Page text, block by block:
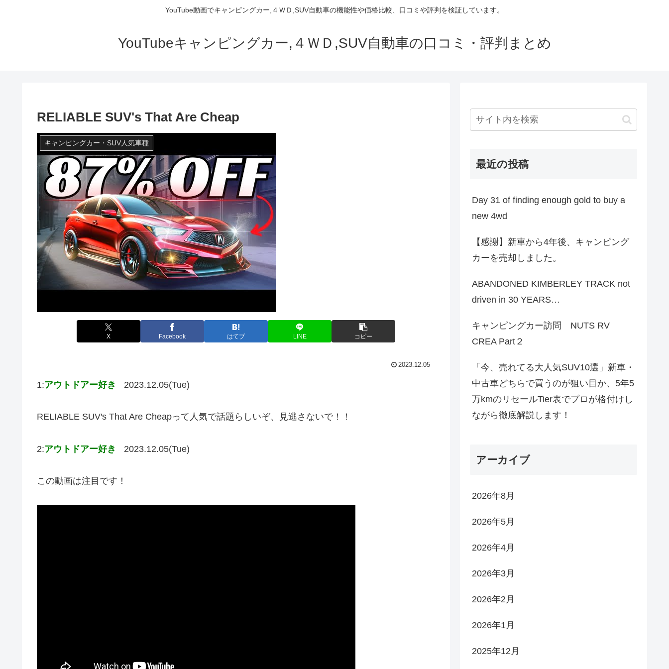
YouTube動画でキャンピングカー,４ＷＤ,SUV自動車の機能性や価格比較、口コミや評判を検証しています。
YouTubeキャンピングカー,４ＷＤ,SUV自動車の口コミ・評判まとめ
RELIABLE SUV's That Are Cheap
キャンピングカー・SUV人気車種
X Facebook はてブ LINE コピー
2023.12.05
1:アウトドアー好き 2023.12.05(Tue)
RELIABLE SUV's That Are Cheapって人気で話題らしいぞ、見逃さないで！！
2:アウトドアー好き 2023.12.05(Tue)
この動画は注目です！
最近の投稿
Day 31 of finding enough gold to buy a
new 4wd
【感謝】新車から4年後、キャンピング
カーを売却しました。
ABANDONED KIMBERLEY TRACK not
driven in 30 YEARS…
キャンピングカー訪問 NUTS RV
CREA Part２
「今、売れてる大人気SUV10選」新車・
中古車どちらで買うのが狙い目か、5年5
万kmのリセールTier表でプロが格付けし
ながら徹底解説します！
アーカイブ
2026年8月
2026年5月
2026年4月
2026年3月
2026年2月
2026年1月
2025年12月